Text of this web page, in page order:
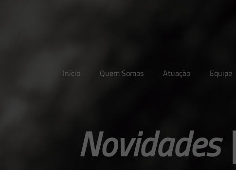
Início Quem Somos Atuação Equipe
Novidades